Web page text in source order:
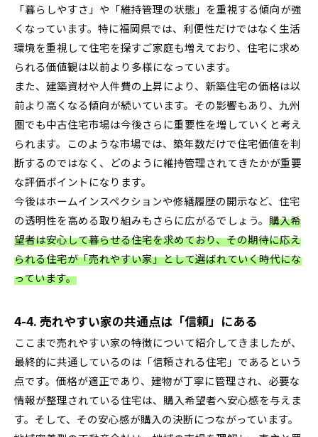
「暮らしやすさ」や「維持管理の状態」を重視する傾向が強
くなっています。特に福岡県では、利便性だけではなく生活
環境を重視して住宅を探すご家庭も増えており、住宅に求め
られる価値観は以前より多様になっています。
また、建築資材や人件費の上昇により、新築住宅の価格は以
前より高くなる傾向が続いています。その影響もあり、九州
圏でも中古住宅市場は今後さらに重要性を増していくと考え
られます。このような市場では、築年数だけで住宅価値を判
断するのではなく、どのように維持管理されてきたかが重要
な評価ポイントになります。
今後はホームインスペクションや修繕履歴の開示など、住宅
の透明性を高める取り組みもさらに広がるでしょう。 購入希
望者は安心して暮らせる住宅を求めており、その期待に応え
られる住宅が「売れやすい家」として選ばれていく時代にな
っています。
4-4. 売れやすい家の共通点は「信頼」にある
ここまで売れやすい家の特徴について紹介してきましたが、
最終的に共通しているのは「信頼される住宅」であるという
点です。価格が適正であり、建物が丁寧に管理され、必要な
情報が整理されている住宅は、購入希望者へ安心感を与えま
す。そして、その安心感が購入の決断につながっています。